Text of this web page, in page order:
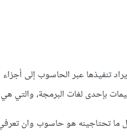
تنفيذها عبر الحاسوب إلى أجزاء
بإحدى لغات البرمجة،
ما تحتاجينه هو حاسوب وان